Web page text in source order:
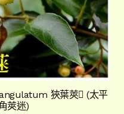
狹葉莢 (太平
莢迷)